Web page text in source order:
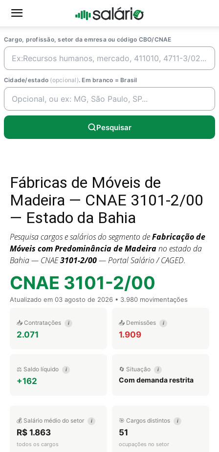
Cargo, profissão, setor da emresa ou código CBO/CNAE
Cidade/estado (opcional). Em branco = Brasil
Pesquisar
Fábricas de Móveis de
Madeira — CNAE 3101-2/00
— Estado da Bahia
Pesquisa cargos e salários do segmento deFabricação de
Móveis com Predominância de Madeirano estado da
Bahia — CNAE3101-2/00— Portal Salário / CAGED.
CNAE 3101-2/00
Atualizado em 03 agosto de 2026 • 3.980 movimentações
📥 Contratações i
2.071
📤 Demissões i
1.909
⚖️ Saldo líquido i
+162
🔄 Situação i
Com demanda restrita
💰 Salário médio do setor i
R$ 1.863
todos os cargos
🎯 Cargos distintos i
51
ocupações no setor